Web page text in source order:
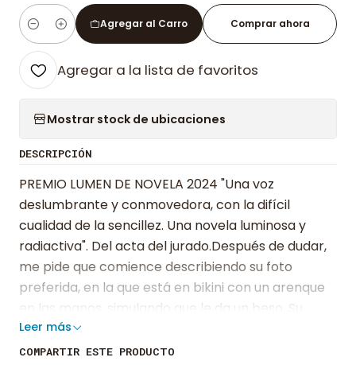
Cantidad
Agregar al Carro Comprar ahora
Agregar a la lista de favoritos
Mostrar stock de ubicaciones
DESCRIPCIÓN
PREMIO LUMEN DE NOVELA 2024 "Una voz
deslumbrante y conmovedora, con la difícil
cualidad de la sencillez. Una novela luminosa y
radiactiva". Del acta del jurado.Después de dudar,
me pide que comience describiendo su foto
preferida, en la que está en bikini con un arenque
en las manos, simulando que le da un beso. Su
vientre es plano, aún no pasó por los embarazos.
Sus ojos reflejan el brillo del agua del río Prípiat
Leer más
COMPARTIR ESTE PRODUCTO